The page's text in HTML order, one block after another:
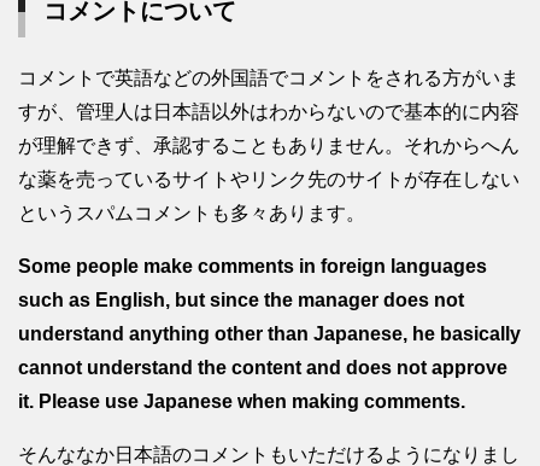
コメントについて
コメントで英語などの外国語でコメントをされる方がいま
すが、管理人は日本語以外はわからないので基本的に内容
が理解できず、承認することもありません。それからへん
な薬を売っているサイトやリンク先のサイトが存在しない
というスパムコメントも多々あります。
Some people make comments in foreign languages
such as English, but since the manager does not
understand anything other than Japanese, he basically
cannot understand the content and does not approve
it. Please use Japanese when making comments.
そんななか日本語のコメントもいただけるようになりまし